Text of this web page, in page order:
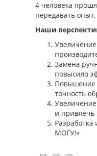
4 человека
передавать
Наши
Увеличение
Замена
повысило
Повышение
точность
и привлечь
МОГУ!»